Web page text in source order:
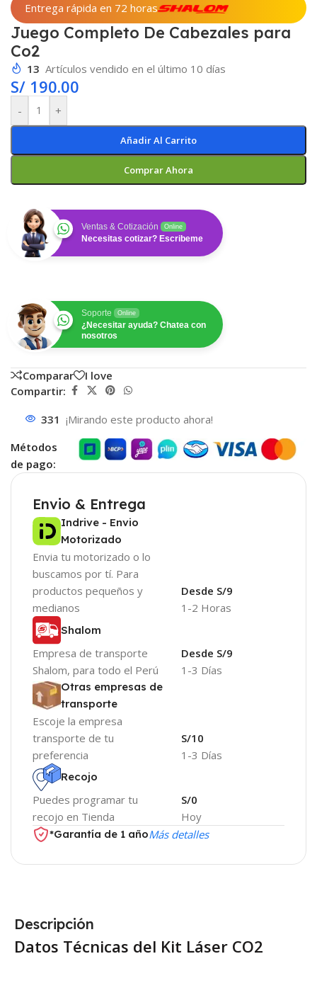
Entrega rápida en 72 horas
Juego Completo De Cabezales para
Co2
13 Artículos vendido en el último 10 días
S/ 190.00
- +
Añadir Al Carrito
Comprar Ahora
Ventas & Cotización Online
Necesitas cotizar? Escribeme
Soporte Online
¿Necesitar ayuda? Chatea con
nosotros
Comparar
I love
Compartir:
331 ¡Mirando este producto ahora!
Métodos
de pago:
Envio & Entrega
Indrive - Envio
Motorizado
Envia tu motorizado o lo
buscamos por tí. Para
productos pequeños y
medianos
1-2 Horas
Desde S/9
Shalom
Empresa de transporte
Shalom, para todo el Perú
1-3 Días
Desde S/9
Otras empresas de
transporte
Escoje la empresa
transporte de tu
preferencia
1-3 Días
S/10
Recojo
Puedes programar tu
recojo en Tienda
Hoy
S/0
*Garantía de 1 añoMás detalles
Descripción
Datos Técnicas del Kit Láser CO2